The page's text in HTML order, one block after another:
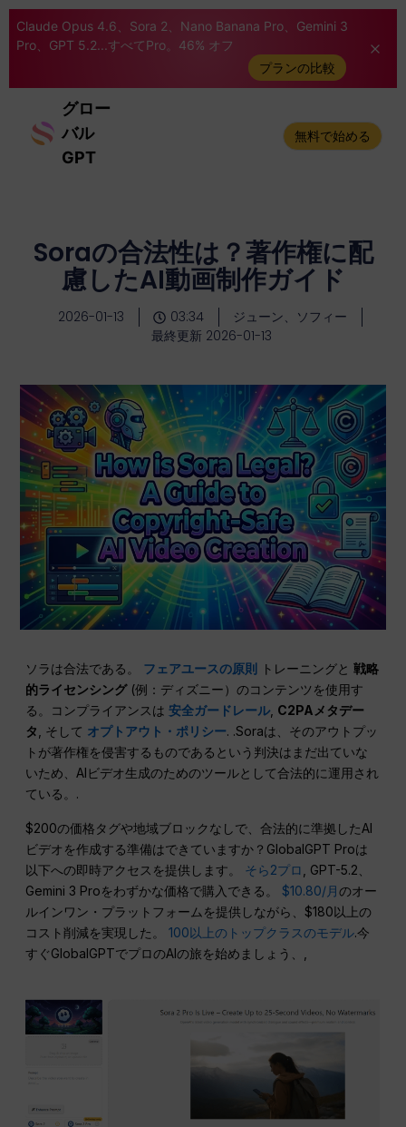
Claude Opus 4.6、Sora 2、Nano Banana Pro、Gemini 3
Pro、GPT 5.2...すべてPro。46% オフ
プランの比較
グロー
バル
GPT
無料で始める
Soraの合法性は？著作権に配
慮したAI動画制作ガイド
2026-01-13 03:34
ジューン、ソフィー
最終更新 2026-01-13
ソラは合法である。 フェアユースの原則 トレーニングと戦略
的ライセンシング(例：ディズニー）のコンテンツを使用す
る。コンプライアンスは 安全ガードレール, C2PAメタデー
タ
, そして オプトアウト・ポリシー. .Soraは、そのアウトプッ
トが著作権を侵害するものであるという判決はまだ出ていな
いため、AIビデオ生成のためのツールとして合法的に運用され
ている。.
$200の価格タグや地域ブロックなしで、合法的に準拠したAI
ビデオを作成する準備はできていますか？GlobalGPT Proは
以下への即時アクセスを提供します。 そら2プロ
, GPT-5.2、
Gemini 3 Proをわずかな価格で購入できる。$10.80/月のオー
ルインワン・プラットフォームを提供しながら、$180以上の
コスト削減を実現した。100以上のトップクラスのモデル.今
すぐGlobalGPTでプロのAIの旅を始めましょう、,